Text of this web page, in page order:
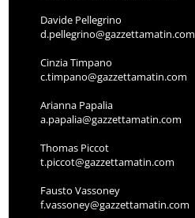
Davide Pellegrino
d.pellegrino@gazzettamatin.com
Cinzia Timpano
c.timpano@gazzettamatin.com
Arianna Papalia
a.papalia@gazzettamatin.com
Thomas Piccot
t.piccot@gazzettamatin.com
Fausto Vassoney
f.vassoney@gazzettamatin.com